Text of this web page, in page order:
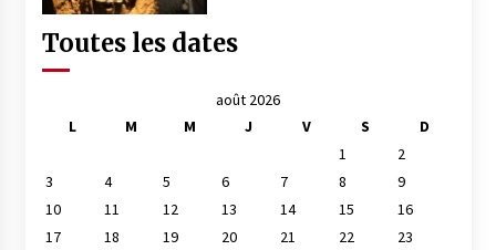
Toutes les dates
août 2026
L
M M J V S
D
1
2
3
4 5 6 7 8
9
10
11 12 13 14 15
16
17
18 19 20 21 22
23